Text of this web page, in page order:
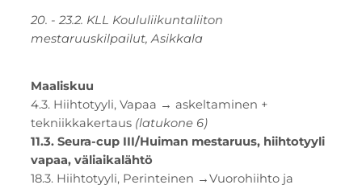
20. - 23.2. KLL Koululiikuntaliiton
mestaruuskilpailut, Asikkala
Maaliskuu
4.3. Hiihtotyyli, Vapaa → askeltaminen +
tekniikkakertaus (latukone 6)
11.3. Seura-cup III/Huiman mestaruus, hiihtotyyli
vapaa, väliaikalähtö
18.3. Hiihtotyyli, Perinteinen →Vuorohiihto ja